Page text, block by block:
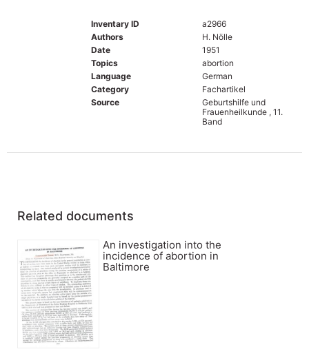
Inventary ID
a2966
Authors
H. Nölle
Date
1951
Topics
abortion
Language
German
Category
Fachartikel
Source
Geburtshilfe und
Frauenheilkunde , 11.
Band
Related documents
An investigation into the
incidence of abortion in
Baltimore